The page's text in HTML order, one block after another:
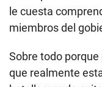
"EE.UU. fue el
"Si EE.UU. no
reconquista